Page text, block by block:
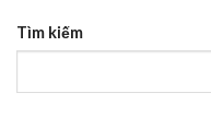
Tìm kiếm